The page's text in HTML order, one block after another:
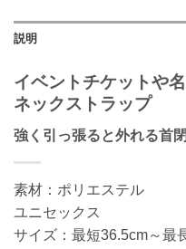
説明
イベントチケットや
ネックストラップ
強く引っ張ると外れる首
素材：ポリエステル
ユニセックス
サイズ：最短36.5cm～最